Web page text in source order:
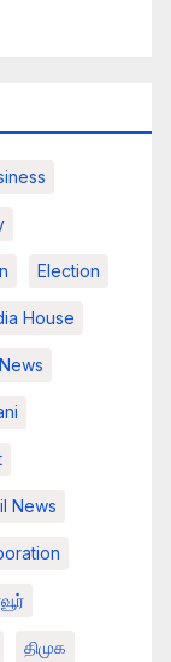
Election
House
News
News
திமுக